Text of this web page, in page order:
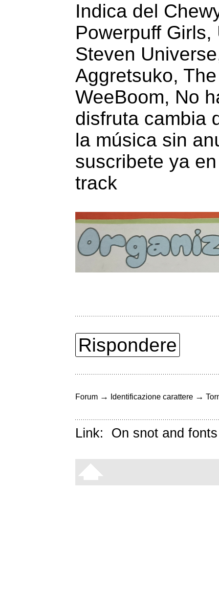
Indica del
Powerpuff
Steven
Aggretsuko,
WeeBoom, No
disfruta cambia
la música sin
suscribete ya
track
Rispondere
Forum → Identificazione carattere →
Link: On snot and fonts